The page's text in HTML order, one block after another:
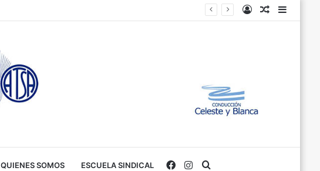
Barra
Variados
Iniciar
QUIENES SOMOS ESCUELA SINDICAL Instagram
Facebook